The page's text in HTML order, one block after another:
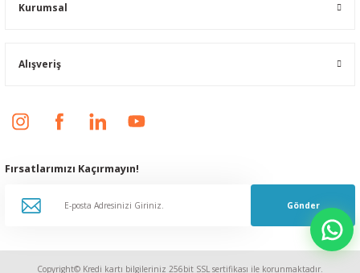
Kurumsal
Alışveriş
Fırsatlarımızı Kaçırmayın!
Gönder
Copyright© Kredi kartı bilgileriniz 256bit SSL sertifikası ile korunmaktadır.